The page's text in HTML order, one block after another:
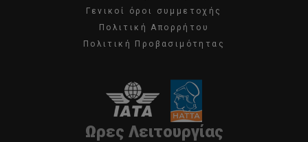
Γενικοί όροι συμμετοχής
Πολιτική Απορρήτου
Πολιτική Προβασιμότητας
Ωρες Λειτουργίας